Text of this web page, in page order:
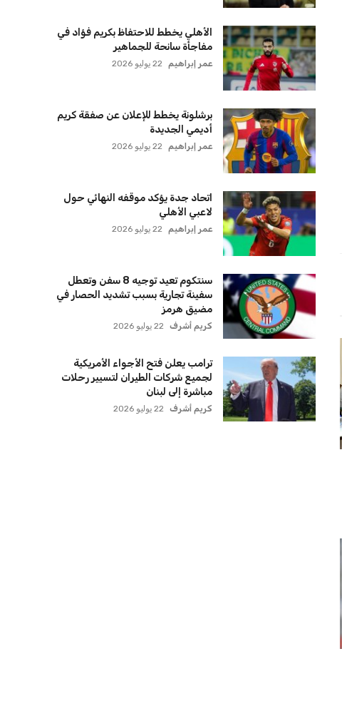
الأهلي يخطط للاحتفاظ بكريم فؤاد في
مفاجأة سانحة للجماهير
عمر إبراهيم 22 يوليو 2026
برشلونة يخطط للإعلان عن صفقة كريم
أديمي الجديدة
عمر إبراهيم 22 يوليو 2026
اتحاد جدة يؤكد موقفه النهائي حول
لاعبي الأهلي
عمر إبراهيم 22 يوليو 2026
سنتكوم تعيد توجيه 8 سفن وتعطل
سفينة تجارية بسبب تشديد الحصار في
مضيق هرمز
كريم أشرف 22 يوليو 2026
ترامب يعلن فتح الأجواء الأمريكية
لجميع شركات الطيران لتسيير رحلات
مباشرة إلى لبنان
كريم أشرف 22 يوليو 2026